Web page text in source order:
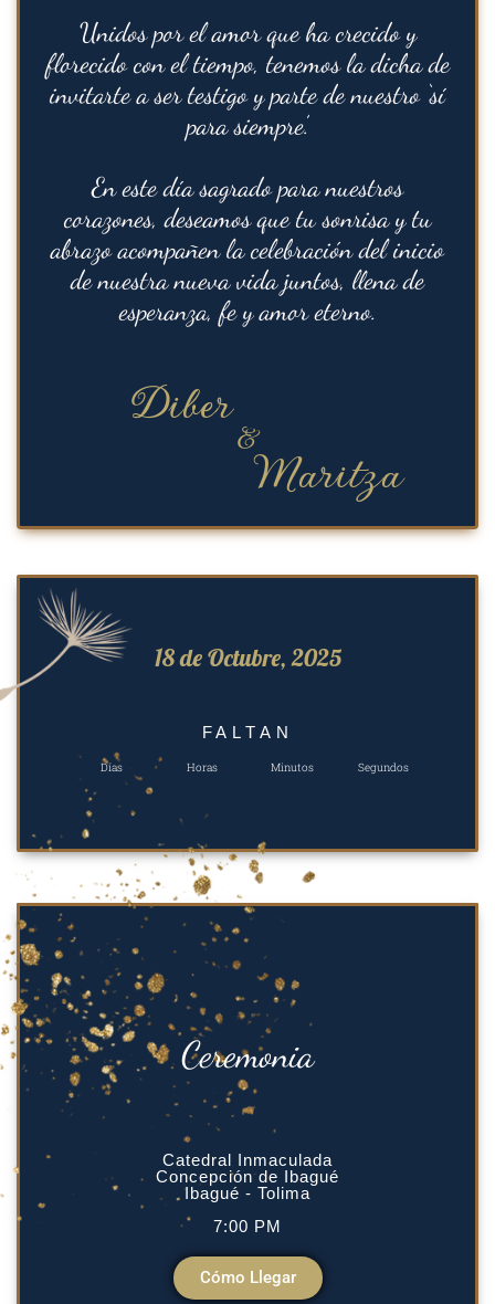
Unidos por el amor que ha crecido y
florecido con el tiempo, tenemos la dicha de
invitarte a ser testigo y parte de nuestro ‘sí
para siempre’.
En este día sagrado para nuestros
corazones, deseamos que tu sonrisa y tu
abrazo acompañen la celebración del inicio
de nuestra nueva vida juntos, llena de
esperanza, fe y amor eterno.
Diber
&
Maritza
18 de Octubre, 2025
FALTAN
Días Horas Minutos Segundos
Ceremonia
Catedral Inmaculada
Concepción de Ibagué
Ibagué - Tolima
7:00 PM
Cómo Llegar